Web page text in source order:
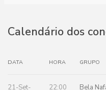
Calendário dos
DATA HORA GRUPO
21-Set-
22:00 Bela